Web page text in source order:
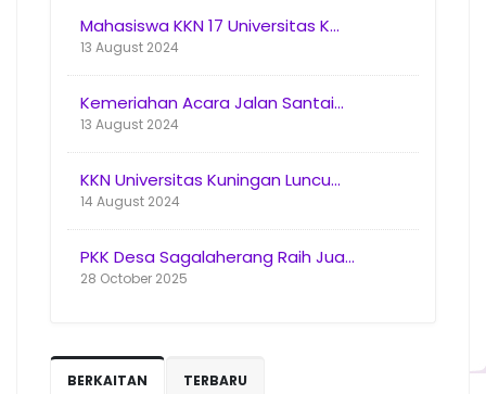
Mahasiswa KKN 17 Universitas K...
13 August 2024
Kemeriahan Acara Jalan Santai...
13 August 2024
KKN Universitas Kuningan Luncu...
14 August 2024
PKK Desa Sagalaherang Raih Jua...
28 October 2025
BERKAITAN TERBARU